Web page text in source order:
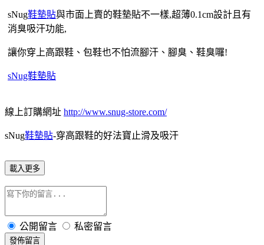
sNug鞋墊貼與市面上賣的鞋墊貼不一樣,超薄0.1cm設計且有
消臭吸汗功能,
讓你穿上高跟鞋、包鞋也不怕流腳汗、腳臭、鞋臭囉!
sNug鞋墊貼
線上訂購網址 http://www.snug-store.com/
sNug鞋墊貼-穿高跟鞋的好法寶止滑及吸汗
載入更多
公開留言 私密留言
發佈留言